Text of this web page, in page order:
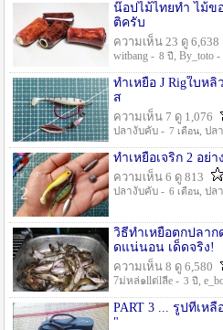
น๊อปไม้ไทยทำ ไม้ข
ติครับ
ความเห็น 23 ดู 6,638
witbang - 8 ปี , By_toto -
ทำเหยื่อ J Rigใบห
ส
ความเห็น 7 ดู 1,076
ปลางับคับ - 7 เดือน, ปล
ทำเหยื่อเจริก 2 อย่
ความเห็น 6 ดู 813
ปลางับคับ - 6 เดือน, ปล
วิธีทำเหยื่อตกปลา
ดแน่นอน เด็ดจริง!
ความเห็น 8 ดู 6,580
7ม่หล่๑llต่lลีe - 3 ปี ,
PART 3 ... รูปที่เห
"